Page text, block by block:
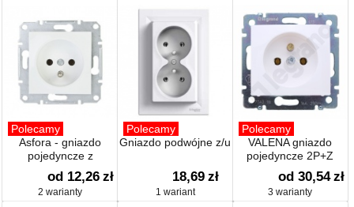
Polecamy
Asfora - gniazdo
pojedyncze z
uziemieniem
od 12,26 zł
2 warianty
Polecamy
Gniazdo podwójne z/u
18,69 zł
1 wariant
Polecamy
VALENA gniazdo
pojedyncze 2P+Z
od 30,54 zł
3 warianty